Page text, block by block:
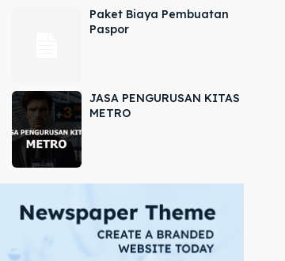
Paket Biaya Pembuatan
Paspor
JASA PENGURUSAN KITAS
METRO